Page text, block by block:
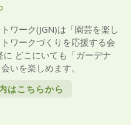
ワーク(JGN)は「園芸を楽し
ワークづくりを応援する会
どこにいても「ガーデナ
いを楽しめます。
はこちらから